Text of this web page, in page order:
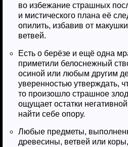
во избежание страшных
и мистического плана её
опилить, избавив от
ветвей.
Есть о берёзе и ещё одна
приметили белоснежный
осиной или любым другим
уверенностью утверждать,
то произошло страшное
ощущает остатки
найти себе опору.
Любые предметы,
древесины, ветвей или